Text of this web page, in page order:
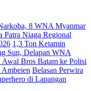
8 WNA Myanmar
Patra Niaga Regional
1,3 Ton Ketamin
Sun, Delapan WNA
Bros Batam ke Polisi
Belasan Perwira
di Lapangan